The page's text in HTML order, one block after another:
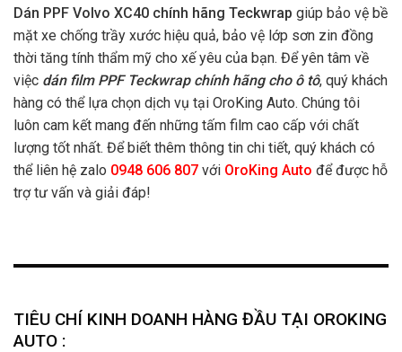
Dán PPF Volvo XC40 chính hãng Teckwrap giúp bảo vệ bề
mặt xe chống trầy xước hiệu quả, bảo vệ lớp sơn zin đồng
thời tăng tính thẩm mỹ cho xế yêu của bạn. Để yên tâm về
việc dán film PPF Teckwrap chính hãng cho ô tô, quý khách
hàng có thể lựa chọn dịch vụ tại OroKing Auto. Chúng tôi
luôn cam kết mang đến những tấm film cao cấp với chất
lượng tốt nhất. Để biết thêm thông tin chi tiết, quý khách có
thể liên hệ zalo 0948 606 807 với OroKing Auto để được hỗ
trợ tư vấn và giải đáp!
TIÊU CHÍ KINH DOANH HÀNG ĐẦU TẠI OROKING
AUTO :